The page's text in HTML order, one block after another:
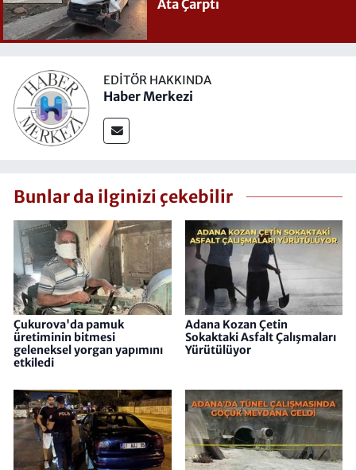
Ata Çarptı
EDITÖR HAKKINDA
Haber Merkezi
Bunlar da ilginizi çekebilir
Çukurova'da pamuk
üretiminin bitmesi
geleneksel yorgan yapımını
etkiledi
Adana Kozan Çetin
Sokaktaki Asfalt Çalışmaları
Yürütülüyor